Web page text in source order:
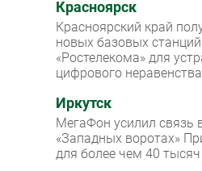
Красноярск
Красноярский край
новых базовых станций
«Ростелекома» для
цифрового неравенства
Иркутск
МегаФон усилил связь
«Западных воротах»
для более чем 40